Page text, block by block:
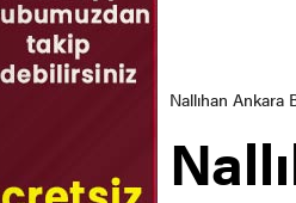
Nallıhan